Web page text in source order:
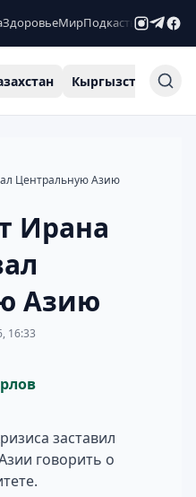
ЗдоровьеМирПодкастыРейтинги
Кыргызстан
Центральную Азию
Ирана
Азию
16:33
заставил
говорить о